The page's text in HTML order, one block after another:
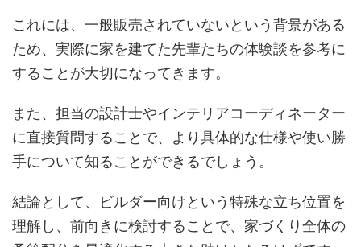
これには、一般販売されていないという背景がある
ため、実際に家を建てた先輩たちの体験談を参考に
することが大切になってきます。
また、担当の設計士やインテリアコーディネーター
に直接質問することで、より具体的な仕様や使い勝
手について知ることができるでしょう。
結論として、ビルダー向けという特殊な立ち位置を
理解し、前向きに検討することで、家づくり全体の